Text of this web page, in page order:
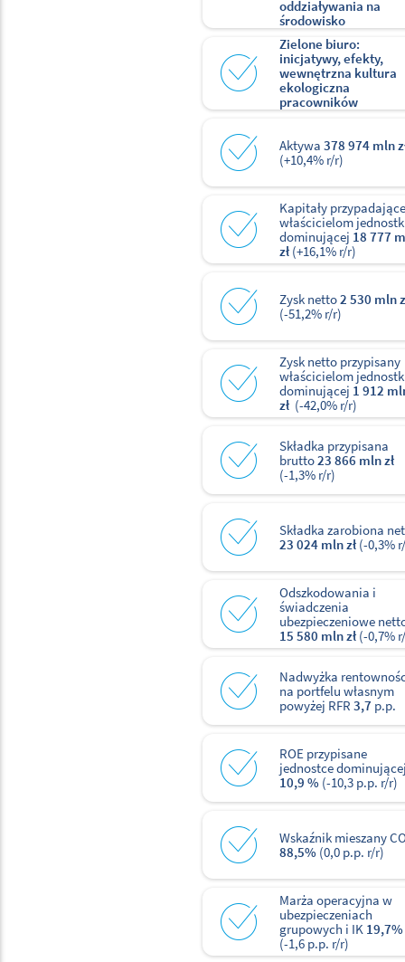
oddziaływania na
środowisko
Zielone biuro:
inicjatywy, efekty,
wewnętrzna kultura
ekologiczna
pracowników
Aktywa 378 974 mln
(+10,4% r/r)
Kapitały przypadające
właścicielom
dominującej 18 777
zł (+16,1% r/r)
Zysk netto2 530 mln
(-51,2% r/r)
Zysk netto przypisany
właścicielom
dominującej 1 912
zł (-42,0% r/r)
Składka przypisana
brutto23 866 mln zł
(-1,3% r/r)
Składka zarobiona
23 024 mln zł (-0,3%
Odszkodowania i
świadczenia
ubezpieczeniowe
15 580 mln zł (-0,7%
Nadwyżka
na portfelu własnym
powyżej RFR 3,7 p.p.
ROE przypisane
jednostce
10,9 % (-10,3 p.p. r/r)
Wskaźnik mieszany
88,5% (0,0 p.p. r/r)
Marża operacyjna w
ubezpieczeniach
grupowych i IK 19,7%
(-1,6 p.p. r/r)